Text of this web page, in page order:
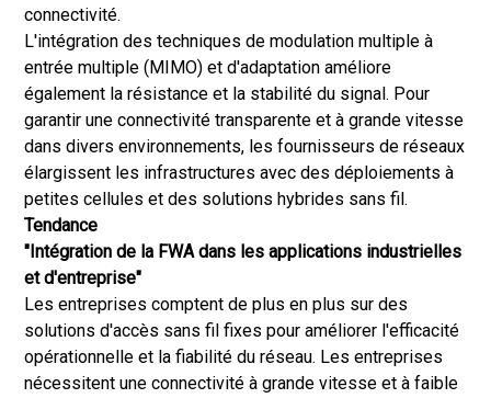
connectivité.
L'intégration des techniques de modulation multiple à
entrée multiple (MIMO) et d'adaptation améliore
également la résistance et la stabilité du signal. Pour
garantir une connectivité transparente et à grande vitesse
dans divers environnements, les fournisseurs de réseaux
élargissent les infrastructures avec des déploiements à
petites cellules et des solutions hybrides sans fil.
Tendance
"Intégration de la FWA dans les applications industrielles
et d'entreprise"
Les entreprises comptent de plus en plus sur des
solutions d'accès sans fil fixes pour améliorer l'efficacité
opérationnelle et la fiabilité du réseau. Les entreprises
nécessitent une connectivité à grande vitesse et à faible